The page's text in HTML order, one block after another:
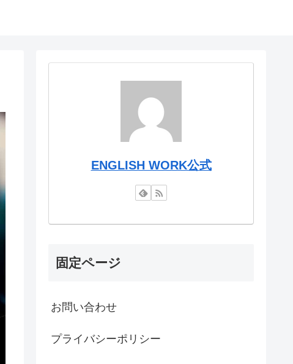
ENGLISH WORK公式
固定ページ
お問い合わせ
プライバシーポリシー